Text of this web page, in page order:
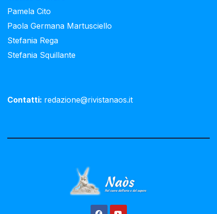
Pamela Cito
Paola Germana Martusciello
Stefania Rega
Stefania Squillante
Contatti: redazione@rivistanaos.it